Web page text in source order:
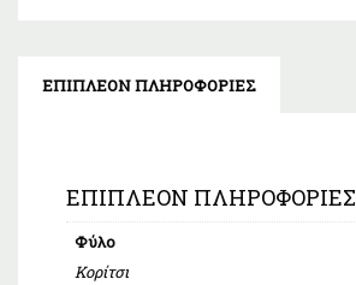
ΕΠΙΠΛΈΟΝ ΠΛΗΡΟΦΟΡΊΕΣ
ΕΠΙΠΛΈΟΝ ΠΛΗΡΟΦΟΡΊΕΣ
Φύλο
Κορίτσι